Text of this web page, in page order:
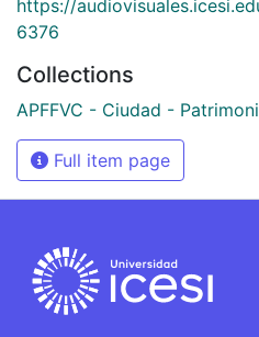
https://
6376
Collections
APFFVC - Ciudad -
Full item page